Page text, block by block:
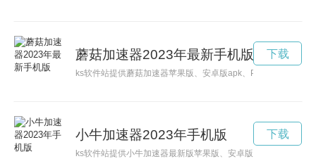
蘑菇加速器2023年最新手机版
ks软件站提供蘑菇加速器苹果版、安卓版apk、PC版等版本的
下载
小牛加速器2023年手机版
ks软件站提供小牛加速器最新版苹果版、安卓版apk、PC版等
下载